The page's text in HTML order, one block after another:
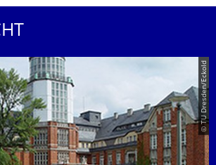
© TU Dresden/Eckold